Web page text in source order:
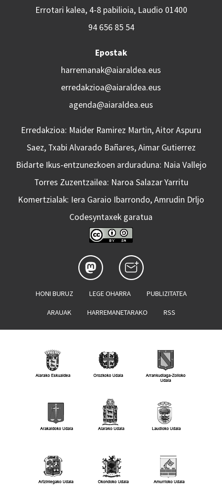
Errotari kalea, 4-8 pabilioia, Laudio 01400
94 656 85 54
Epostak
harremanak@aiaraldea.eus
erredakzioa@aiaraldea.eus
agenda@aiaraldea.eus
Erredakzioa: Maider Ramirez Martin, Aitor Aspuru
Saez, Txabi Alvarado Bañares, Aimar Gutierrez
Bidarte Ikus-entzunezkoen arduraduna: Naia Vallejo
Torres Zuzentzailea: Naroa Salazar Yarritu
Komertzialak: Iera Garaio Ibarrondo, Amrudin Drljo
Codesyntaxek garatua
HONI BURUZ LEGE OHARRA PUBLIZITATEA
ARAUAK HARREMANETARAKO RSS